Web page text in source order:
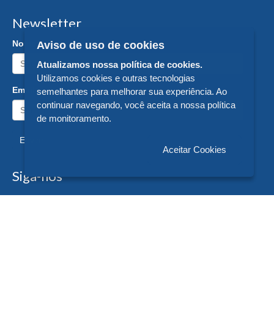
Newsletter
Nome:
Email:
Enviar
Siga-nos
Aviso de uso de cookies
Atualizamos nossa política de cookies.
Utilizamos cookies e outras tecnologias
semelhantes para melhorar sua experiência. Ao
continuar navegando, você aceita a nossa política
de monitoramento.
Aceitar Cookies